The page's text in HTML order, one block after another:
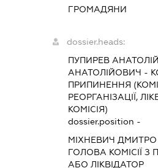
ГРОМАДЯНИ
dossier.heads:
ПУПИРЕВ АНАТОЛІЙ
АНАТОЛІЙОВИЧ -
ПРИПИНЕННЯ
РЕОРГАНІЗАЦІЇ,
КОМІСІЯ)
dossier.position -
МІХНЕВИЧ
ГОЛОВА КОМІСІЇ З
АБО ЛІКВІДАТОР